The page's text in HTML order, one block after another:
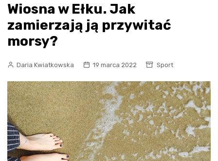
Wiosna w Ełku. Jak
zamierzają ją przywitać
morsy?
Daria Kwiatkowska 19 marca 2022 Sport